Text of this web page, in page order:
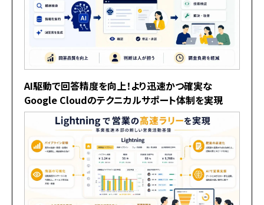
AI駆動で回答精度を向上！より迅速かつ確実な
Google Cloudのテクニカルサポート体制を実現